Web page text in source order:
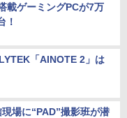
載ゲーミングPCが7万
！
「AINOTE 2」は
現場に“PAD”撮影班が潜